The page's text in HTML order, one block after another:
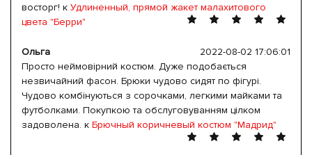
восторг! к Удлиненный, прямой жакет малахитового
цвета "Берри"
Ольга
2022-08-02 17:06:01
Просто неймовірний костюм. Дуже подобається
незвичайний фасон. Брюки чудово сидят по фігурі.
Чудово комбінуються з сорочками, легкими майками та
футболками. Покупкою та обслуговуванням цілком
задоволена. к Брючный коричневый костюм "Мадрид"